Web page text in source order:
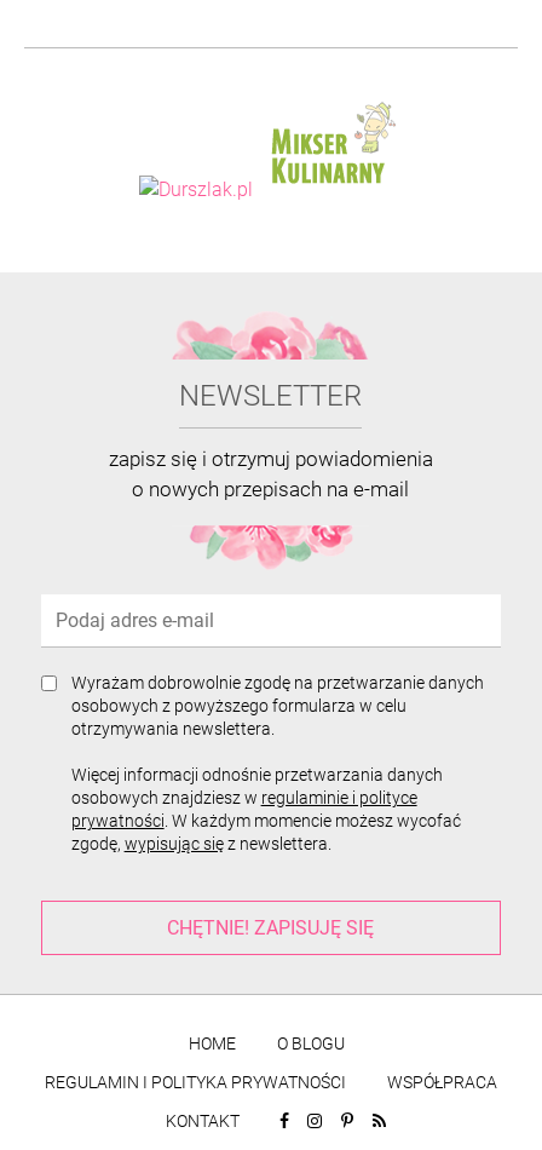
NEWSLETTER
zapisz się i otrzymuj powiadomienia
o nowych przepisach na e-mail
Wyrażam dobrowolnie zgodę na przetwarzanie danych
osobowych z powyższego formularza w celu
otrzymywania newslettera.
Więcej informacji odnośnie przetwarzania danych
osobowych znajdziesz w regulaminie i polityce
prywatności . W każdym momencie możesz wycofać
zgodę, wypisując sięz newslettera.
HOME
O BLOGU
REGULAMIN I POLITYKA PRYWATNOŚCI
WSPÓŁPRACA
KONTAKT